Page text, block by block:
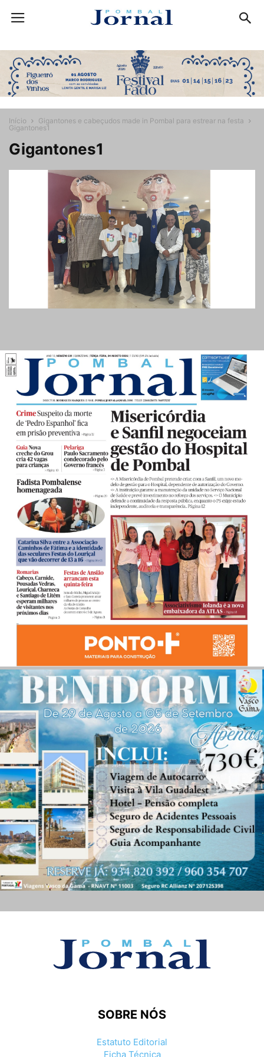
Início
Gigantones e cabeçudos made in Pombal para estrear na festa
Gigantones1
Gigantones1
SOBRE NÓS
Estatuto Editorial
Ficha Técnica